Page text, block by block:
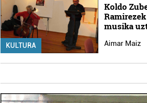
KULTURA
Koldo
musika
Aimar Maiz